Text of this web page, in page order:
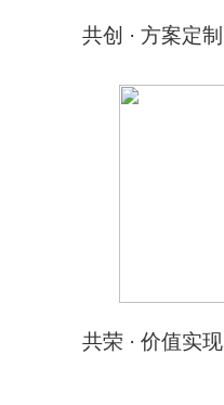
共荣 · 价值实现
共创 · 方案定制